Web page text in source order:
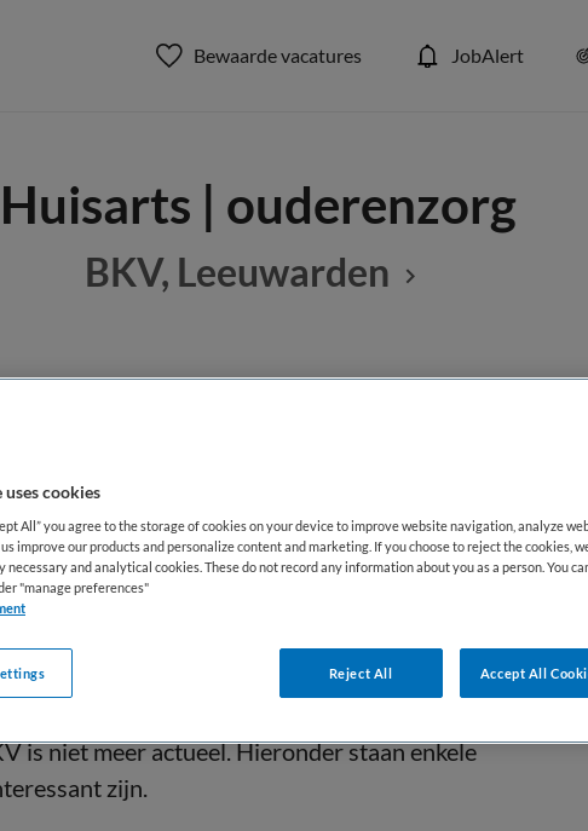
Bewaarde vacatures JobAlert
Huisarts | ouderenzorg
BKV, Leeuwarden
Fulltime
is niet meer actueel. Hieronder staan enkele
zijn.
uses cookies
All” you agree to the storage of cookies on your device to improve website navigation, analyze
improve our products and personalize content and marketing. If you choose to reject the cookies,
necessary and analytical cookies. These do not record any information about you as a person. You
"manage preferences"
Reject All Accept All